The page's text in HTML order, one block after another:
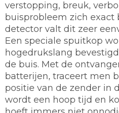
verstopping, breuk,
buisprobleem zich exact
detector valt dit zeer
Een speciale spuitkop
hogedrukslang
de buis. Met de
batterijen, traceert men
positie van de zender in
wordt een hoop tijd en